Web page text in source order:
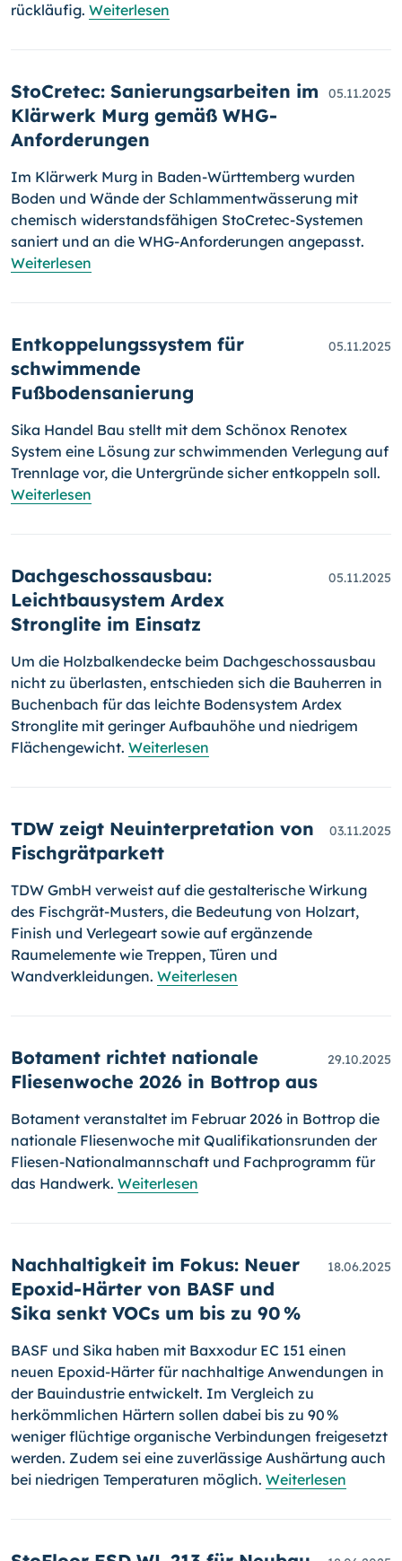
rückläufig. Weiterlesen
StoCretec: Sanierungsarbeiten im
Klärwerk Murg gemäß WHG-
Anforderungen
05.11.2025
Im Klärwerk Murg in Baden-Württemberg wurden
Boden und Wände der Schlammentwässerung mit
chemisch widerstandsfähigen StoCretec-Systemen
saniert und an die WHG-Anforderungen angepasst.
Weiterlesen
Entkoppelungssystem für
schwimmende
Fußbodensanierung
05.11.2025
Sika Handel Bau stellt mit dem Schönox Renotex
System eine Lösung zur schwimmenden Verlegung auf
Trennlage vor, die Untergründe sicher entkoppeln soll.
Weiterlesen
Dachgeschossausbau:
Leichtbausystem Ardex
Stronglite im Einsatz
05.11.2025
Um die Holzbalkendecke beim Dachgeschossausbau
nicht zu überlasten, entschieden sich die Bauherren in
Buchenbach für das leichte Bodensystem Ardex
Stronglite mit geringer Aufbauhöhe und niedrigem
Flächengewicht. Weiterlesen
TDW zeigt Neuinterpretation von
Fischgrätparkett
03.11.2025
TDW GmbH verweist auf die gestalterische Wirkung
des Fischgrät-Musters, die Bedeutung von Holzart,
Finish und Verlegeart sowie auf ergänzende
Raumelemente wie Treppen, Türen und
Wandverkleidungen. Weiterlesen
Botament richtet nationale
Fliesenwoche 2026 in Bottrop aus
29.10.2025
Botament veranstaltet im Februar 2026 in Bottrop die
nationale Fliesenwoche mit Qualifikationsrunden der
Fliesen-Nationalmannschaft und Fachprogramm für
das Handwerk. Weiterlesen
Nachhaltigkeit im Fokus: Neuer
Epoxid-Härter von BASF und
Sika senkt VOCs um bis zu 90 %
18.06.2025
BASF und Sika haben mit Baxxodur EC 151 einen
neuen Epoxid-Härter für nachhaltige Anwendungen in
der Bauindustrie entwickelt. Im Vergleich zu
herkömmlichen Härtern sollen dabei bis zu 90 %
weniger flüchtige organische Verbindungen freigesetzt
werden. Zudem sei eine zuverlässige Aushärtung auch
bei niedrigen Temperaturen möglich. Weiterlesen